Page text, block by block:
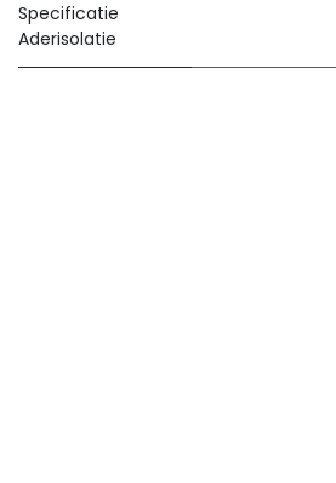
Specificatie
Aderisolatie